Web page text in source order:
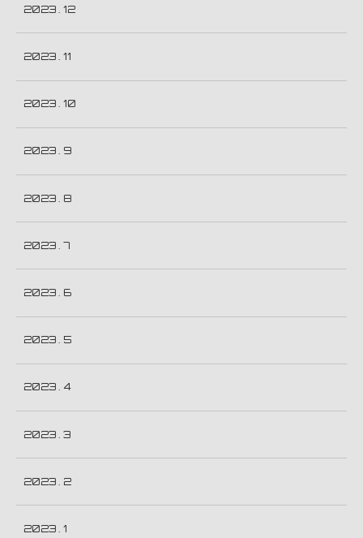
2023 . 12
2023 . 11
2023 . 10
2023 . 9
2023 . 8
2023 . 7
2023 . 6
2023 . 5
2023 . 4
2023 . 3
2023 . 2
2023 . 1